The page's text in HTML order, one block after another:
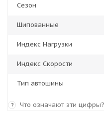
Сезон
Шипованные
Индекс Нагрузки
Индекс Скорости
Тип автошины
? Что означают эти цифры?